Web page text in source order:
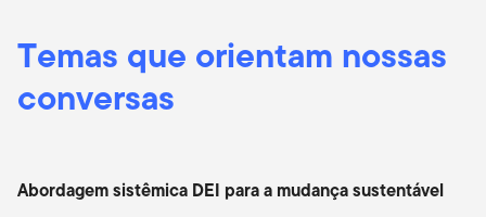
Temas que orientam nossas
conversas
Abordagem sistêmica DEI para a mudança sustentável